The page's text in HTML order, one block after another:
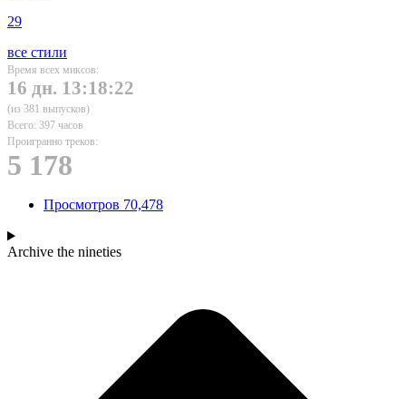
29
все стили
Время всех миксов:
16 дн. 13:18:22
(из 381 выпусков)
Всего: 397 часов
Проигранно треков:
5 178
Просмотров 70,478
Archive the nineties